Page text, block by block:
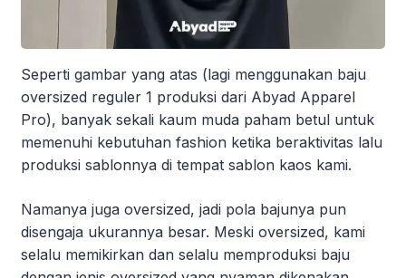
Seperti gambar yang atas (lagi menggunakan baju
oversized reguler 1 produksi dari Abyad Apparel
Pro), banyak sekali kaum muda paham betul untuk
memenuhi kebutuhan fashion ketika beraktivitas lalu
produksi sablonnya di tempat sablon kaos kami.
Namanya juga oversized, jadi pola bajunya pun
disengaja ukurannya besar. Meski oversized, kami
selalu memikirkan dan selalu memproduksi baju